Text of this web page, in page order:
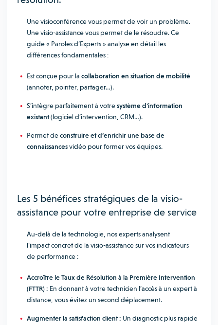
Une visioconférence vous permet de voir un problème.
Une visio-assistance vous permet de le résoudre. Ce
guide « Paroles d’Experts » analyse en détail les
différences fondamentales :
Est conçue pour la collaboration en situation de mobilité
(annoter, pointer, partager…).
S’intègre parfaitement à votresystème d’information
existant(logiciel d’intervention, CRM…).
Permet deconstruire et d’enrichir une base de
connaissancesvidéo pour former vos équipes.
Les 5 bénéfices stratégiques de la visio-
assistance pour votre entreprise de service
Au-delà de la technologie, nos experts analysent
l’impact concret de la visio-assistance sur vos indicateurs
de performance :
Accroître le Taux de Résolution à la Première Intervention
(FTTR) : En donnant à votre technicien l’accès à un expert à
distance, vous évitez un second déplacement.
Augmenter la satisfaction client : Un diagnostic plus rapide